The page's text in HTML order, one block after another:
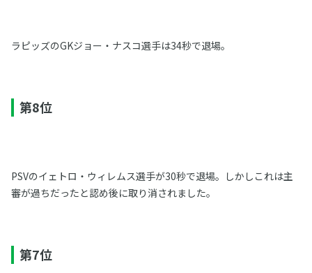
ラピッズのGKジョー・ナスコ選手は34秒で退場。
第8位
PSVのイェトロ・ウィレムス選手が30秒で退場。しかしこれは主
審が過ちだったと認め後に取り消されました。
第7位